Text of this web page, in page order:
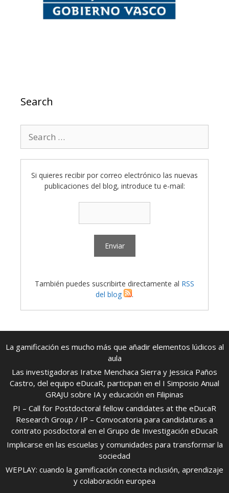
Search
for:
Si quieres recibir por correo electrónico las nuevas
publicaciones del blog, introduce tu e-mail:
También puedes suscribirte directamente al RSS
del blog
.
La gamificación es mucho más que añadir elementos lúdicos al
aula
Las investigadoras Iratxe Menchaca Sierra y Jessica Paños
Castro, del equipo eDucaR, participan en el I Simposio Anual
GRAJU sobre IA y educación en Filipinas
PI – Call for Postdoctoral fellow candidates at the eDucaR
Research Group / IP – Convocatoria para candidaturas a
contrato posdoctoral en el Grupo de Investigación eDucaR
Implicarse en las escuelas y comunidades para transformar la
sociedad
WEPLAY: cuando la gamificación conecta inclusión, aprendizaje
y colaboración europea